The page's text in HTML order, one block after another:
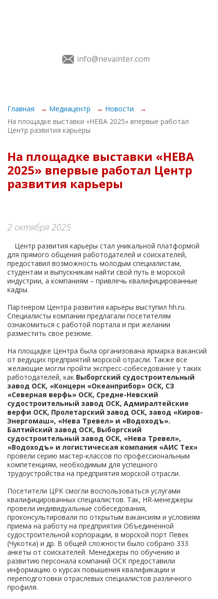
info@nevainter.com
О Выставке
Экспонентам
Программа
Услуги
Контакты
Главная Медиацентр
Новости
На площадке выставки «НЕВА 2025» впервые работал
Центр развития карьеры
На площадке выставки «НЕВА
2025» впервые работал Центр
развития карьеры
2 октября 2025
Центр развития карьеры стал уникальной платформой
для прямого общения работодателей и соискателей,
предоставил возможность молодым специалистам,
студентам и выпускникам найти свой путь в морской
индустрии, а компаниям – привлечь квалифицированные
кадры.
Партнером Центра развития карьеры выступил hh.ru.
Специалисты компании предлагали посетителям
ознакомиться с работой портала и при желании
разместить свое резюме.
На площадке Центра была организована ярмарка вакансий
от ведущих предприятий морской отрасли. Также все
желающие могли пройти экспресс-собеседование у таких
работодателей, как Выборгский судостроительный
завод ОСК, «Концерн «Океанприбор» ОСК, СЗ
«Северная верфь» ОСК, Средне-Невский
судостроительный завод ОСК, Адмиралтейские
верфи ОСК, Пролетарский завод ОСК, завод «Киров-
Энергомаш», «Нева Тревел» и «Водоходъ».
Балтийский завод ОСК, Выборгский
судостроительный завод ОСК, «Нева Тревел»,
«Водоходъ» и логистическая компания «АИС Тех»
провели серию мастер-классов по профессиональным
компетенциям, необходимым для успешного
трудоустройства на предприятия морской отрасли.
Посетители ЦРК смогли воспользоваться услугами
квалифицированных специалистов. Так, HR-менеджеры
провели индивидуальные собеседования,
проконсультировали по открытым вакансиям и условиям
приема на работу на предприятия Объединенной
судостроительной корпорации, в морской порт Певек
(Чукотка) и др. В общей сложности было собрано 333
анкеты от соискателей. Менеджеры по обучению и
развитию персонала компаний ОСК предоставили
информацию о курсах повышения квалификации и
переподготовки отраслевых специалистов различного
профиля.